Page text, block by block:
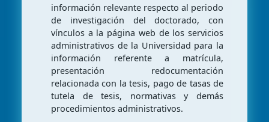
información relevante respecto al periodo
de investigación del doctorado, con
vínculos a la página web de los servicios
administrativos de la Universidad para la
información referente a matrícula,
presentación redocumentación
relacionada con la tesis, pago de tasas de
tutela de tesis, normativas y demás
procedimientos administrativos.